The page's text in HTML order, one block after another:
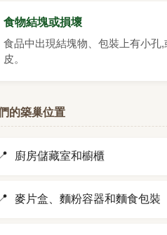
食物結塊或損壞
食品中出現結塊物、包裝上有小孔
皮。
的築巢位置
廚房儲藏室和櫥櫃
麥片盒、麵粉容器和麵食包裝